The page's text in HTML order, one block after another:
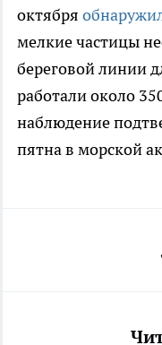
октября
мелкие частицы
береговой линии
работали около
наблюдение
пятна в морской